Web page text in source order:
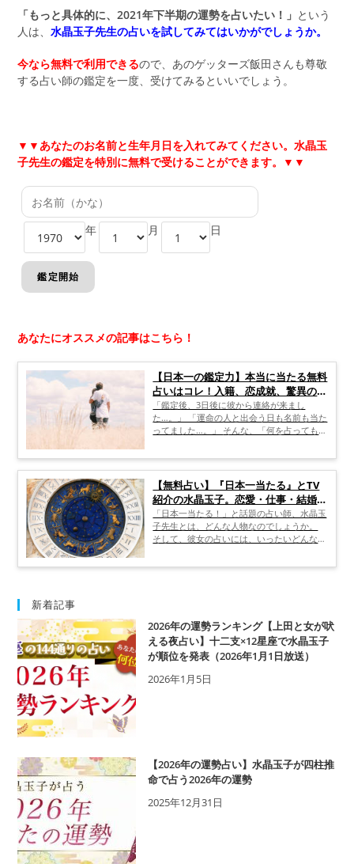
「もっと具体的に、2021年下半期の運勢を占いたい！」 という
人は、水晶玉子先生の占いを試してみてはいかがでしょうか。
今なら無料で利用できるので、あのゲッターズ飯田さんも尊敬
する占い師の鑑定を一度、受けてみるといいでしょう。
▼▼あなたのお名前と生年月日を入れてみてください。水晶玉
子先生の鑑定を特別に無料で受けることができます。▼▼
年 月 日
あなたにオススメの記事はこちら！
【日本一の鑑定力】本当に当たる無料
占いはコレ！入籍、恋成就、驚異の的
中率！
「鑑定後、3日後に彼から連絡が来まし
た…。」 「運命の人と出会う日も名前も当た
ってました…。」 そんな、「何を占っても的
みたいですよね？ でも実際の占いは「何と
なく当たっていなくもないけれど、スッキリ
しない。」「曖昧で腑に落ちない。」と言っ
た、鑑定結果が出てくることがしばし
ば……。
【無料占い】『日本一当たる』とTV
紹介の水晶玉子。恋愛・仕事・結婚も
全的中。
「日本一当たる！」と話題の占い師、水晶玉
子先生とは、どんな人物なのでしょうか。
そして、彼女の占いには、いったいどんな特
子先生の評判、プロフィール、同業者である
新着記事
2026年の運勢ランキング【上田と女が吠
える夜占い】十二支×12星座で水晶玉子
が順位を発表（2026年1月1日放送）
2026年1月5日
【2026年の運勢占い】水晶玉子が四柱推
命で占う2026年の運勢
2025年12月31日